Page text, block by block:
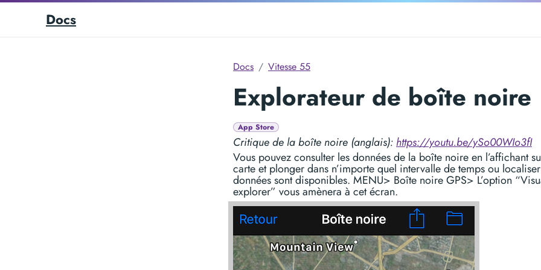
Docs
Docs Vitesse 55
Explorateur de boîte noire
App Store
Critique de la boîte noire (anglais): https://youtu.be/ySo00WIo3fI
Vous pouvez consulter les données de la boîte noire en l’affichant
carte et plonger dans n’importe quel intervalle de temps ou
données sont disponibles. MENU> Boîte noire GPS> L’option
explorer” vous amènera à cet écran.